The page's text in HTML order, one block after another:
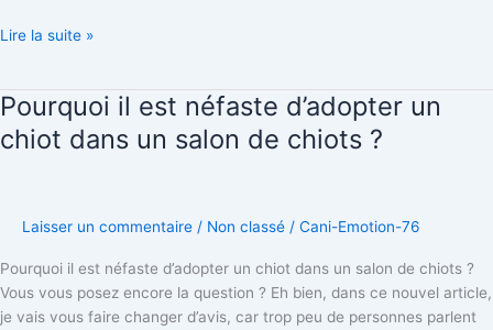
Lire la suite »
Pourquoi il est néfaste d’adopter un
chiot dans un salon de chiots ?
Laisser un commentaire / Non classé / Cani-Emotion-76
Pourquoi il est néfaste d’adopter un chiot dans un salon de chiots ?
Vous vous posez encore la question ? Eh bien, dans ce nouvel article,
je vais vous faire changer d’avis, car trop peu de personnes parlent
Pourquoi
est
dans
un
salon